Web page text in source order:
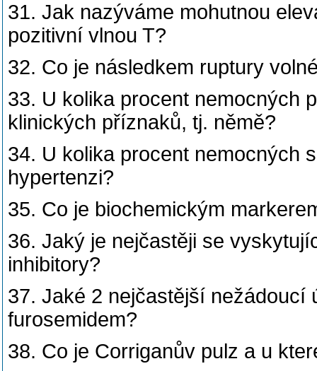
31. Jak nazýváme mohutnou
pozitivní vlnou T?
32. Co je následkem ruptury
33. U kolika procent nemocných
klinických příznaků, tj. němě?
34. U kolika procent nemocných
hypertenzi?
35. Co je biochemickým
36. Jaký je nejčastěji se
inhibitory?
37. Jaké 2 nejčastější nežádoucí
furosemidem?
38. Co je Corriganův pulz a u